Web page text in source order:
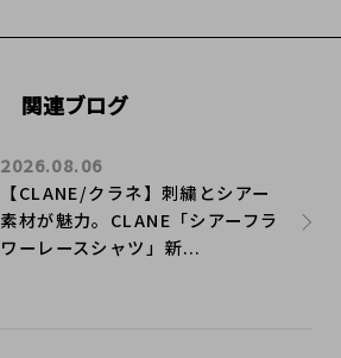
関連ブログ
【CLANE/クラネ】刺繍とシアー
素材が魅力。CLANE「シアーフラ
ワーレースシャツ」新...
2026.08.06